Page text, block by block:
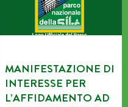
MANIFESTAZIONE DI
INTERESSE PER
L’AFFIDAMENTO AD